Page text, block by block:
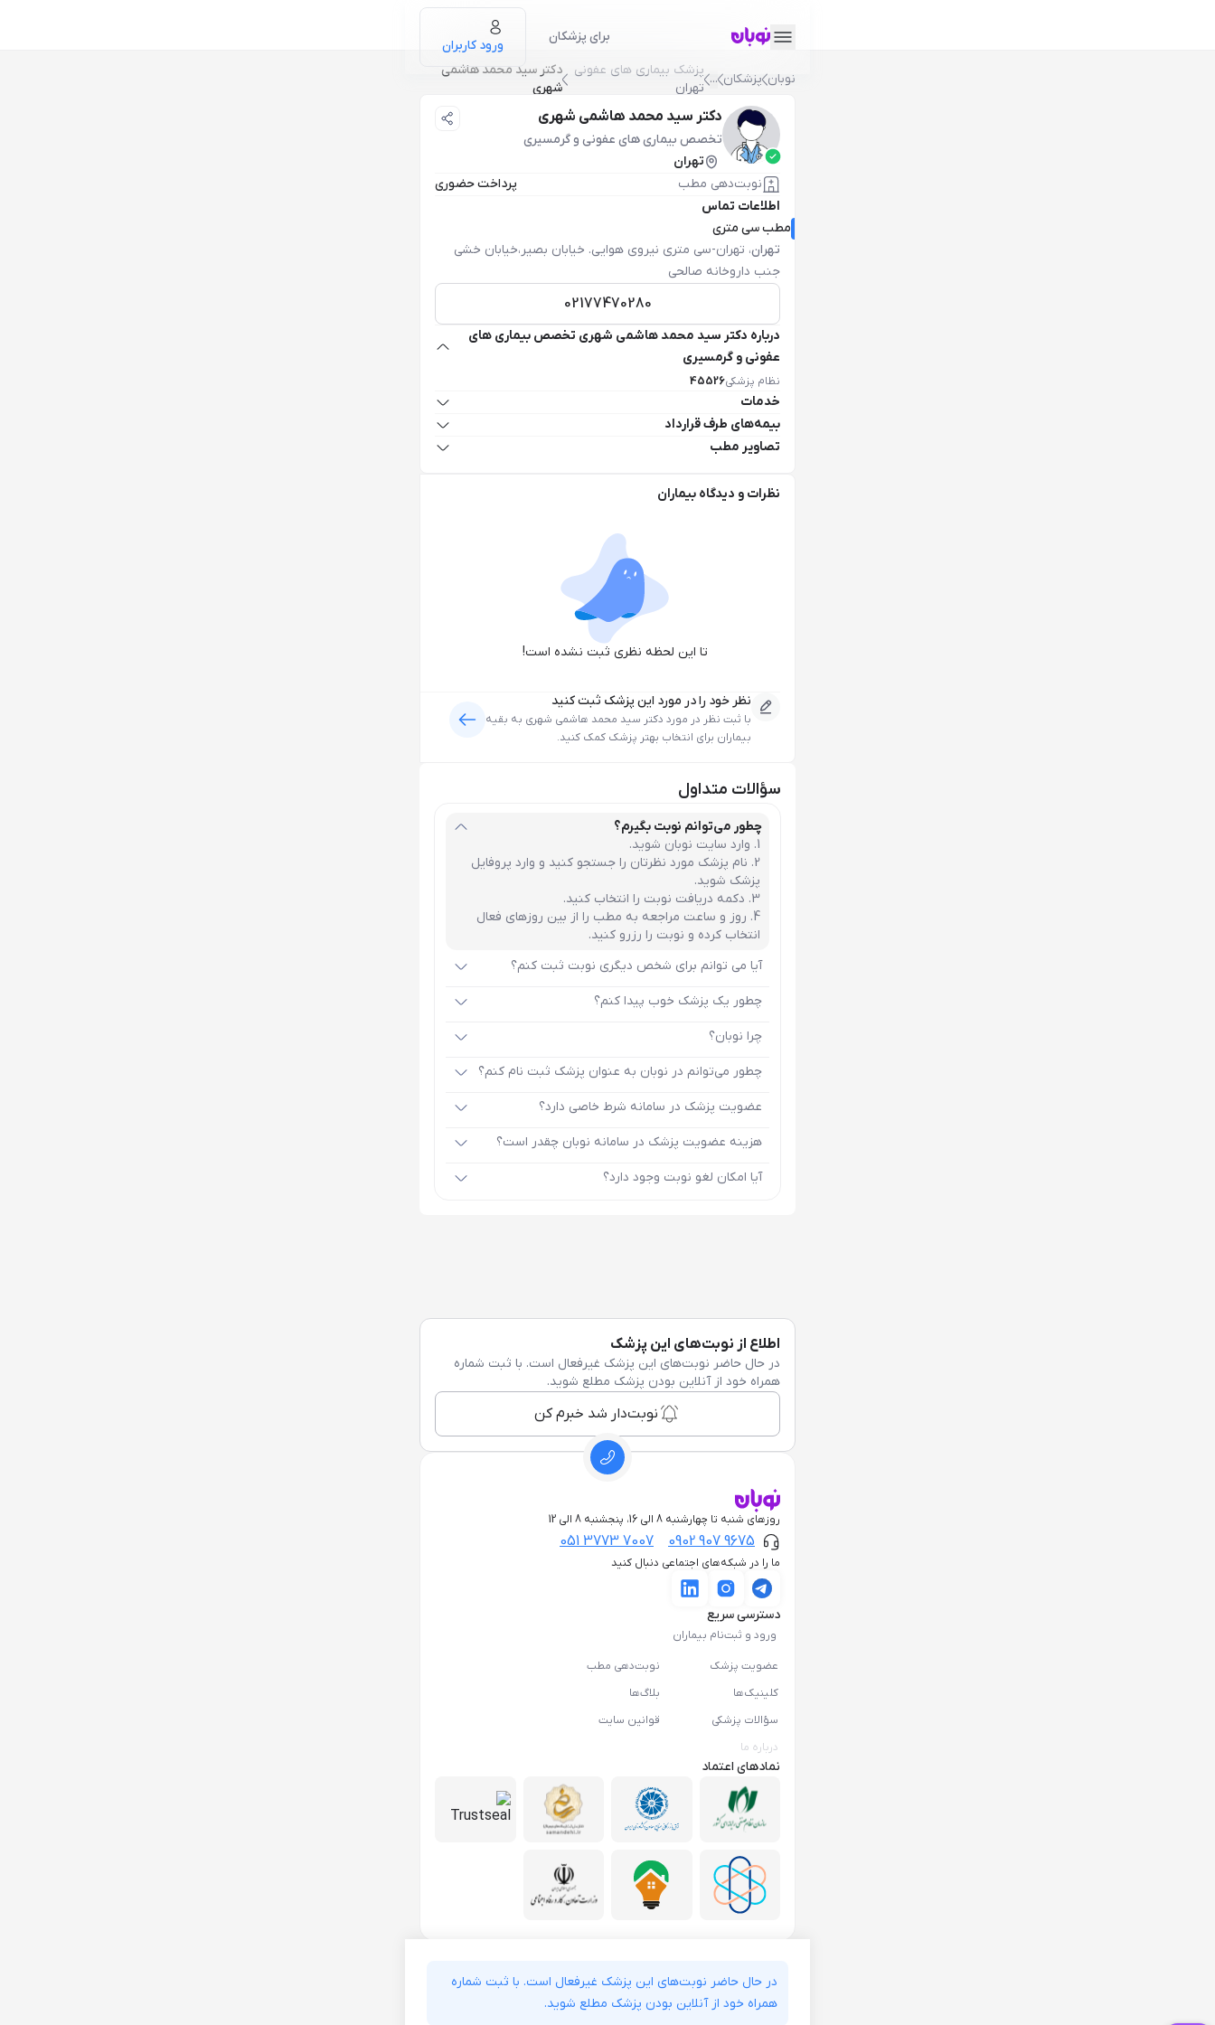
برای پزشکان
ورود کاربران
نوبان پزشکان ...
پزشک بیماری های عفونی
تهران
دکتر سید محمد هاشمی
شهری
دکتر سید محمد هاشمی شهری
تخصص بیماری های عفونی و گرمسیری
تهران
نوبت‌دهی مطب
پرداخت حضوری
اطلاعات تماس
مطب سی متری
تهران، تهران-سی متری نیروی هوایی. خیابان بصیر،خیابان خشی
جنب داروخانه صالحی
02177470280
درباره دکتر سید محمد هاشمی شهری تخصص بیماری های
عفونی و گرمسیری
نظام پزشکی45526
خدمات
بیمه‌های طرف قرارداد
تصاویر مطب
در حال حاضر نوبت‌های این پزشک غیرفعال است. با ثبت شماره
همراه خود از آنلاین بودن پزشک مطلع شوید.
نظرات و دیدگاه بیماران
تا این لحظه نظری ثبت نشده است!
نظر خود را در مورد این پزشک ثبت کنید
با ثبت نظر در مورد دکتر سید محمد هاشمی شهری به بقیه
بیماران برای انتخاب بهتر پزشک کمک کنید.
سؤالات متداول
چطور می‌توانم نوبت بگیرم؟
وارد سایت نوبان شوید.
نام پزشک مورد نظرتان را جستجو کنید و وارد پروفایل
پزشک شوید.
دکمه دریافت نوبت را انتخاب کنید.
روز و ساعت مراجعه به مطب را از بین روزهای فعال
انتخاب کرده و نوبت را رزرو کنید.
آیا می توانم برای شخص دیگری نوبت ثبت کنم؟
چطور یک پزشک خوب پیدا کنم؟
چرا نوبان؟
چطور می‌توانم در نوبان به عنوان پزشک ثبت نام کنم؟
عضویت پزشک در سامانه شرط خاصی دارد؟
هزینه عضویت پزشک در سامانه نوبان چقدر است؟
آیا امکان لغو نوبت وجود دارد؟
اطلاع از نوبت‌های این پزشک
در حال حاضر نوبت‌های این پزشک غیرفعال است. با ثبت شماره
همراه خود از آنلاین بودن پزشک مطلع شوید.
نوبت‌دار شد خبرم کن
روزهای شنبه تا چهارشنبه 8 الی 16، پنجشنبه 8 الی 12
0902 907 9675
051 3773 7007
ما را در شبکه‌های اجتماعی دنبال کنید
دسترسی سریع
ورود و ثبت‌نام بیماران
عضویت پزشک
نوبت‌دهی مطب
کلینیک‌ها
بلاگ‌ها
سؤالات پزشکی
قوانین سایت
درباره ما
نمادهای اعتماد